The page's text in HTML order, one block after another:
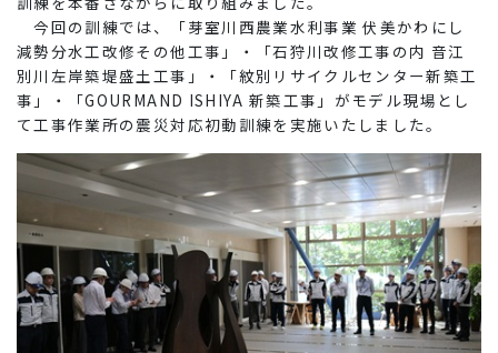
今回の訓練では、「芽室川西農業水利事業 伏美かわにし
減勢分水工改修その他工事」・「石狩川改修工事の内 音江
別川左岸築堤盛土工事」・「紋別リサイクルセンター新築工
事」・「GOURMAND ISHIYA 新築工事」がモデル現場とし
て工事作業所の震災対応初動訓練を実施いたしました。